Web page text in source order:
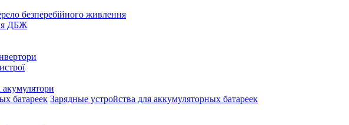
безперебійного живлення
ДБЖ
акумулятори
Зарядные устройства для аккумуляторных батареек